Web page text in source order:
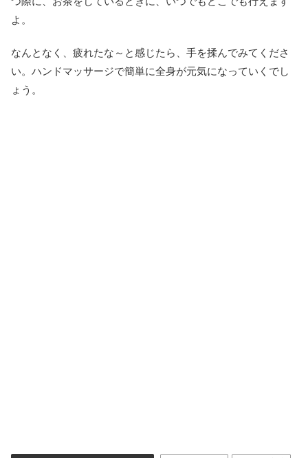
よ。
なんとなく、疲れたな～と感じたら、手を揉んでみてくださ
い。ハンドマッサージで簡単に全身が元気になっていくでし
ょう。